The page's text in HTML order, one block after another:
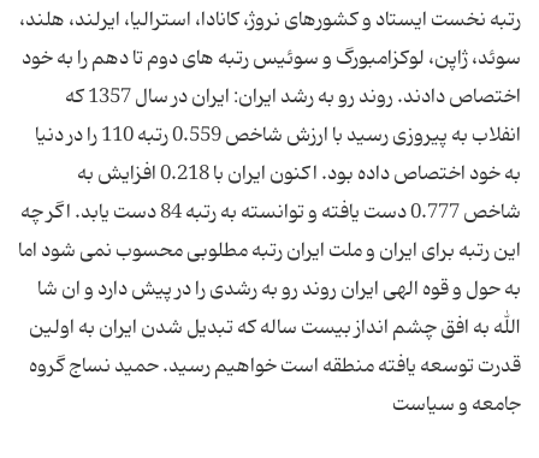
رتبه نخست ایستاد و كشورهای نروژ، كانادا، استرالیا، ایرلند، هلند،
سوئد، ژاپن، لوكزامبورگ و سوئیس رتبه های دوم تا دهم را به خود
اختصاص دادند. روند رو به رشد ایران: ایران در سال 1357 که
انفلاب به پیروزی رسید با ارزش شاخص 0.559 رتبه 110 را در دنیا
به خود اختصاص داده بود. اکنون ایران با 0.218 افزایش به
شاخص 0.777 دست یافته و توانسته به رتبه 84 دست یابد. اگر چه
این رتبه برای ایران و ملت ایران رتبه مطلوبی محسوب نمی شود اما
به حول و قوه الهی ایران روند رو به رشدی را در پیش دارد و ان شا
الله به افق چشم انداز بیست ساله که تبدیل شدن ایران به اولین
قدرت توسعه یافته منطقه است خواهیم رسید. حمید نساج گروه
جامعه و سیاست